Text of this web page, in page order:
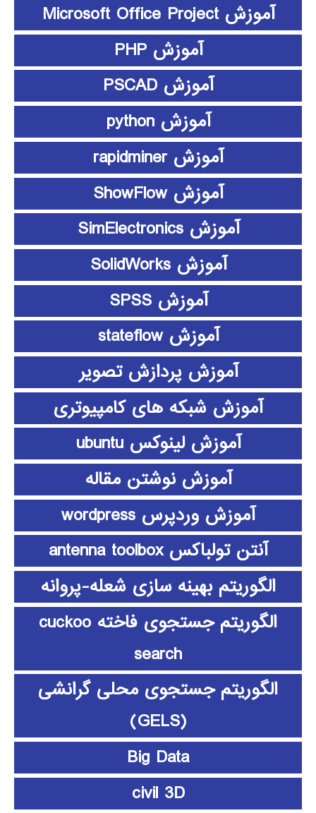
آموزش Microsoft Office Project
آموزش PHP
آموزش PSCAD
آموزش python
آموزش rapidminer
آموزش ShowFlow
آموزش SimElectronics
آموزش SolidWorks
آموزش SPSS
آموزش stateflow
آموزش پردازش تصویر
آموزش شبکه های کامپیوتری
آموزش لینوکس ubuntu
آموزش نوشتن مقاله
آموزش وردپرس wordpress
آنتن تولباکس antenna toolbox
الگوریتم بهینه سازی شعله-پروانه
الگوریتم جستجوی فاخته cuckoo
search
الگوریتم جستجوی محلی گرانشی
(GELS)
Big Data
civil 3D